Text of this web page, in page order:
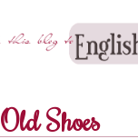
Old Shoes